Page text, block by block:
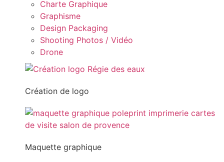
Charte Graphique
Graphisme
Design Packaging
Shooting Photos / Vidéo
Drone
Création de logo
Maquette graphique